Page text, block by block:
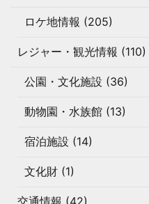
ロケ地情報 (205)
レジャー・観光情報 (110)
公園・文化施設 (36)
動物園・水族館 (13)
宿泊施設 (14)
文化財 (1)